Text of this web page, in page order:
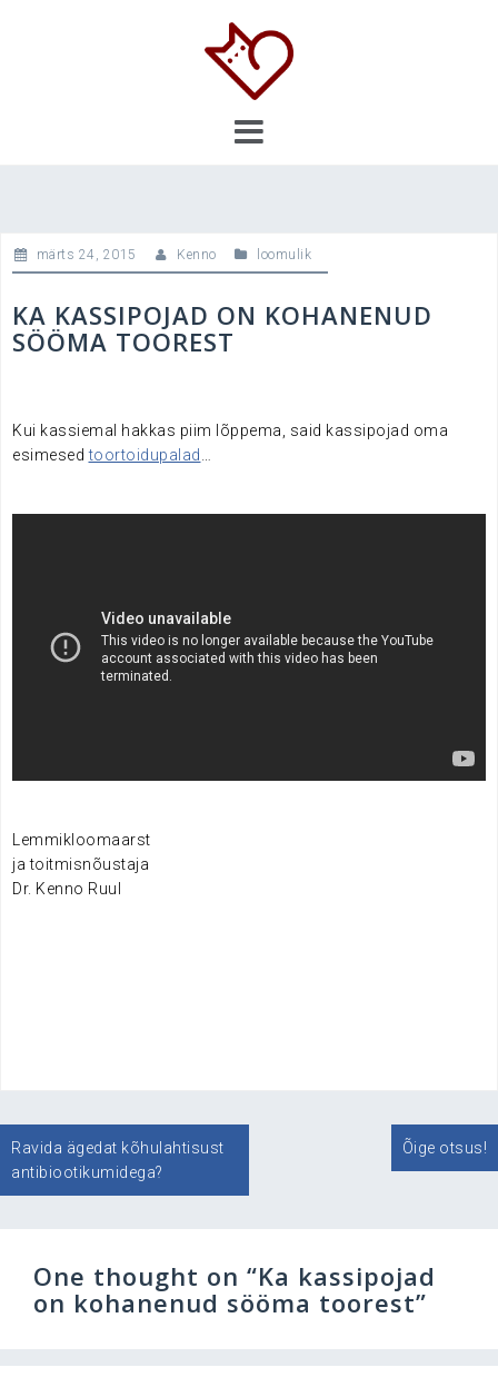
märts 24, 2015 Kenno loomulik
KA KASSIPOJAD ON KOHANENUD
SÖÖMA TOOREST
Kui kassiemal hakkas piim lõppema, said kassipojad oma
esimesed toortoidupalad
Lemmikloomaarst
ja toitmisnõustaja
Dr. Kenno Ruul
Navigeerimine
Ravida ägedat kõhulahtisust
antibiootikumidega?
Õige otsus!
One thought on “Ka kassipojad
on kohanenud sööma toorest”